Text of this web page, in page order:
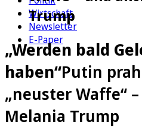
Wirtschaft
Newsletter
E-Paper
Trump
„Werden bald
haben“Putin
„neuster Waffe“
Melania Trump